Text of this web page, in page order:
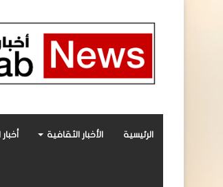
الرئيسية الأخبار الثقافية